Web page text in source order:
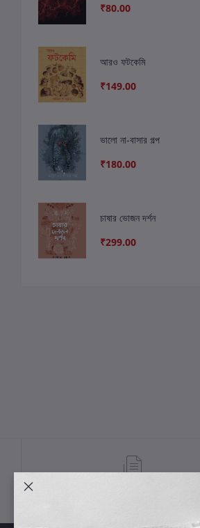
₹80.00
আরও ফটকেমি
₹149.00
ভালো না-বাসার গল্প
₹180.00
চাষার ভোজন দর্শন
₹299.00